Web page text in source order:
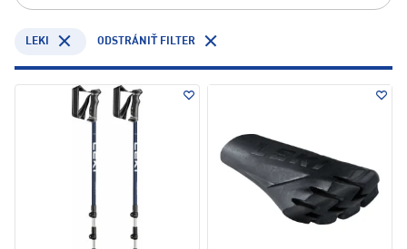
LEKI ODSTRÁNIŤ FILTER